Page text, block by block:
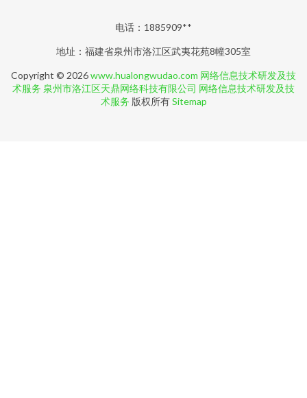
电话：1885909**
地址：福建省泉州市洛江区武夷花苑8幢305室
Copyright © 2026www.hualongwudao.com 网络信息技术研发及技
术服务 泉州市洛江区天鼎网络科技有限公司 网络信息技术研发及技
术服务 版权所有Sitemap